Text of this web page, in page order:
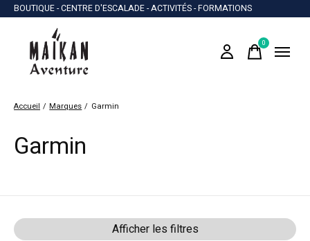
BOUTIQUE - CENTRE D'ESCALADE - ACTIVITÉS - FORMATIONS
0items
Accueil / Marques / Garmin
Garmin
Afficher les filtres